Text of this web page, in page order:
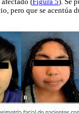
(Figura 5). Se
pero que se acentúa